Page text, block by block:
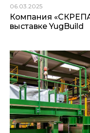
06.03.2025
Компания
выставке YugBuild